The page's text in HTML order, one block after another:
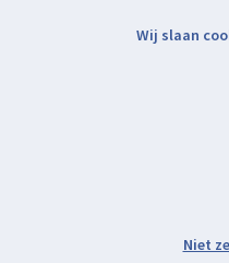
Wij slaan